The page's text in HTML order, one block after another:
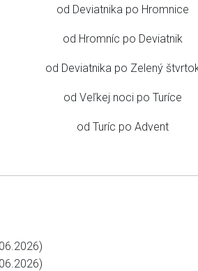
od Deviatnika po Hromnice
od Hromníc po Deviatnik
od Deviatnika po Zelený
od Veľkej noci po Turíce
od Turíc po Advent